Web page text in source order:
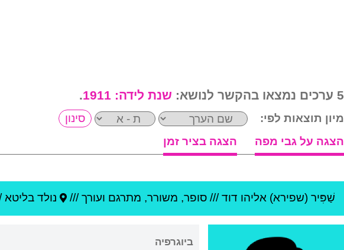
5 ערכים נמצאו בהקשר לנושא: שנת לידה: 1911
.
מיון תוצאות לפי:
הצגה על גבי מפה
הצגה בציר זמן
שַׁפִּיר (שפירא) אליהו דוד/// סופר, משורר, מתרגם ועורך /// נולד בליטא
ביוגרפיה